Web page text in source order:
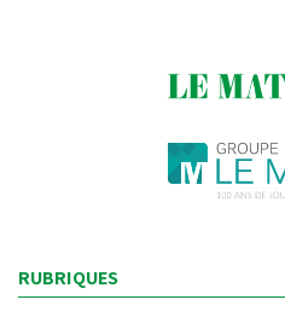
RUBRIQUES